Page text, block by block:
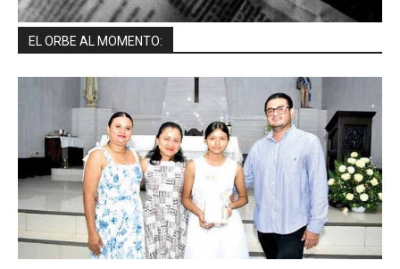
EL ORBE AL MOMENTO: